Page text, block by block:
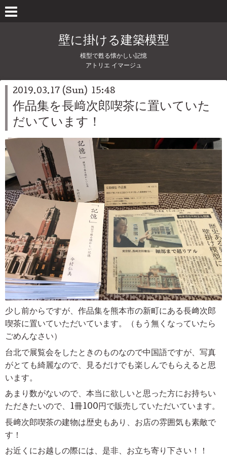
壁に掛ける建築模型
模型で甦る懐かしい記憶
アトリエ イマージュ
2019.03.17 (Sun) 15:48
作品集を長﨑次郎喫茶に置いていた
だいています！
少し前からですが、作品集を熊本市の新町にある長﨑次郎
喫茶に置いていただいています。（もう無くなっていたら
ごめんなさい）
台北で展覧会をしたときのものなので中国語ですが、写真
がとても綺麗なので、見るだけでも楽しんでもらえると思
います。
あまり数がないので、本当に欲しいと思った方にお持ちい
ただきたいので、1冊100円で販売していただいています。
長﨑次郎喫茶の建物は歴史もあり、お店の雰囲気も素敵で
す！
お近くにお越しの際には、是非、お立ち寄り下さい！！